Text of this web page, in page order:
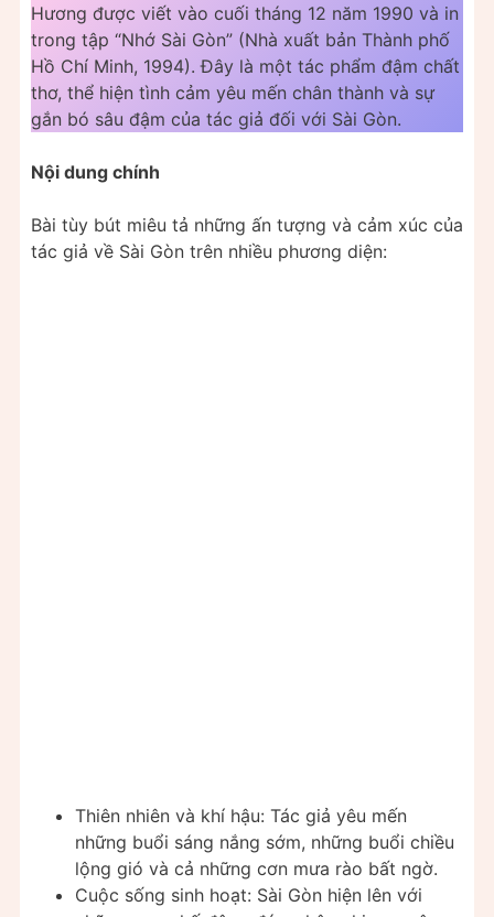
Hương được viết vào cuối tháng 12 năm 1990 và in
trong tập “Nhớ Sài Gòn” (Nhà xuất bản Thành phố
Hồ Chí Minh, 1994). Đây là một tác phẩm đậm chất
thơ, thể hiện tình cảm yêu mến chân thành và sự
gắn bó sâu đậm của tác giả đối với Sài Gòn.
Nội dung chính
Bài tùy bút miêu tả những ấn tượng và cảm xúc của
tác giả về Sài Gòn trên nhiều phương diện:
Thiên nhiên và khí hậu: Tác giả yêu mến
những buổi sáng nắng sớm, những buổi chiều
lộng gió và cả những cơn mưa rào bất ngờ.
Cuộc sống sinh hoạt: Sài Gòn hiện lên với